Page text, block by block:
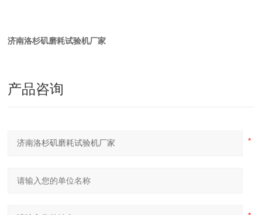
济南洛杉矶磨耗试验机厂家
产品咨询